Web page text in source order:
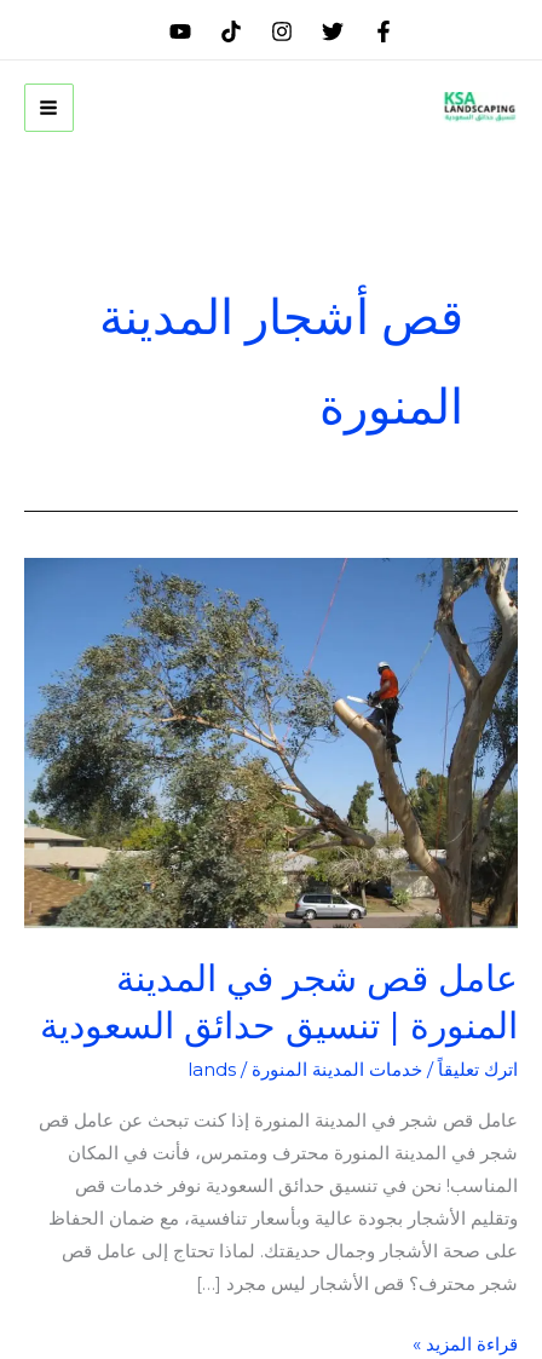
قص أشجار المدينة
المنورة
عامل قص شجر في المدينة
المنورة | تنسيق حدائق السعودية
اترك تعليقاً / خدمات المدينة المنورة /
lands
عامل قص شجر في المدينة المنورة إذا كنت تبحث عن عامل قص
شجر في المدينة المنورة محترف ومتمرس، فأنت في المكان
المناسب! نحن في تنسيق حدائق السعودية نوفر خدمات قص
وتقليم الأشجار بجودة عالية وبأسعار تنافسية، مع ضمان الحفاظ
على صحة الأشجار وجمال حديقتك. لماذا تحتاج إلى عامل قص
شجر محترف؟ قص الأشجار ليس مجرد […]
عامل
قص
شجر
في
المدينة
المنورة
|
تنسيق
حدائق
السعودية
قراءة المزيد »